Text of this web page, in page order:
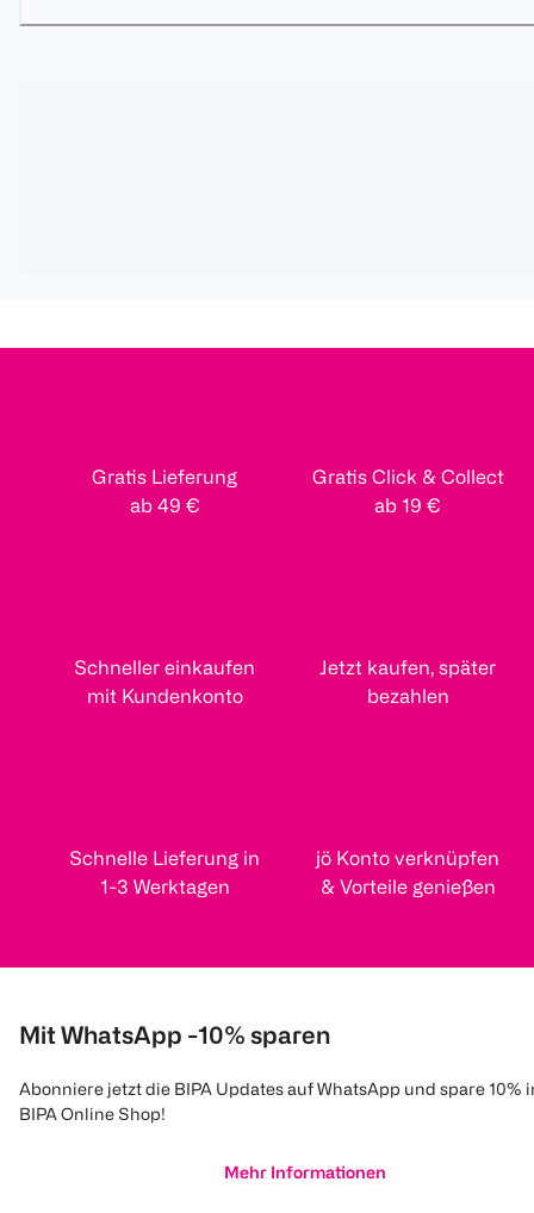
Gratis Lieferung
ab 49 €
Gratis Click & Collect
ab 19 €
Schneller einkaufen
mit Kundenkonto
Jetzt kaufen, später
bezahlen
Schnelle Lieferung in
1-3 Werktagen
jö Konto verknüpfen
& Vorteile genießen
Mit WhatsApp -10% sparen
Abonniere jetzt die BIPA Updates auf WhatsApp und spare 10%
BIPA Online Shop!
Mehr Informationen